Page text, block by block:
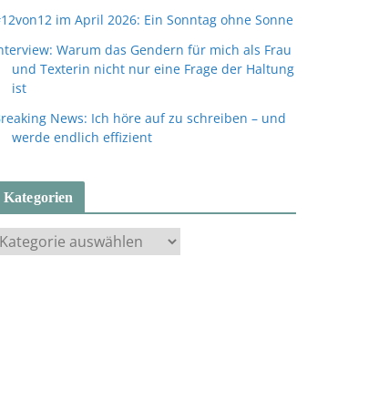
im April 2026: Ein Sonntag ohne Sonne
Warum das Gendern für mich als Frau
und Texterin nicht nur eine Frage der Haltung
ist
News: Ich höre auf zu schreiben – und
werde endlich effizient
Kategorien